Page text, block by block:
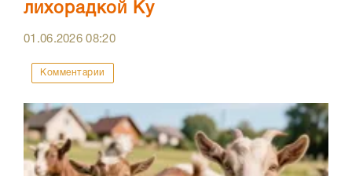
лихорадкой Ку
01.06.202608:20
Комментарии